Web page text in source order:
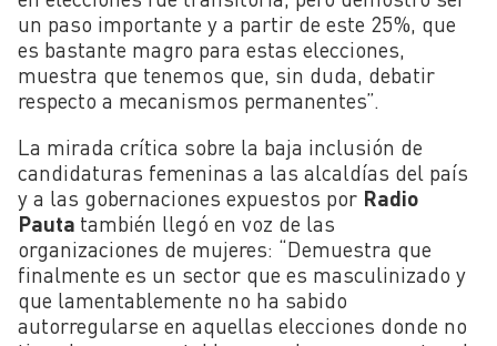
un paso importante y a partir de este 25%, que
es bastante magro para estas elecciones,
muestra que tenemos que, sin duda, debatir
respecto a mecanismos permanentes”.
La mirada crítica sobre la baja inclusión de
candidaturas femeninas a las alcaldías del país
y a las gobernaciones expuestos por Radio
Pauta también llegó en voz de las
organizaciones de mujeres: “Demuestra que
finalmente es un sector que es masculinizado y
que lamentablemente no ha sabido
autorregularse en aquellas elecciones donde no